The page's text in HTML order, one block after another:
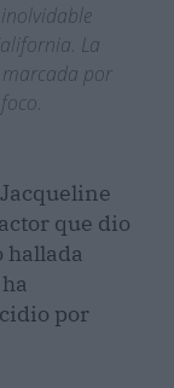
La
por
que dio
hallada
por